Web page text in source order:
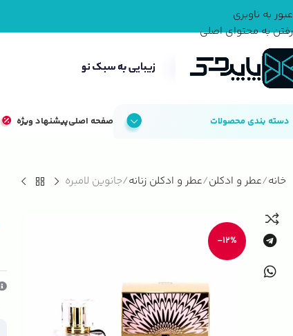
عبور به ناوبری
رفتن به محتوای اصلی
دسته بندی محصولات صفحه اصلیپیشنهاد ویژه
خانه عطر و ادکلن عطر و ادکلن زنانه جانوین لامبره
-12%